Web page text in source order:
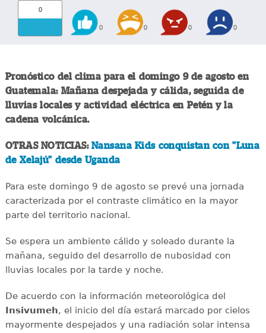
0
0 0 0 0
Pronóstico del clima para el domingo 9 de agosto en
Guatemala: Mañana despejada y cálida, seguida de
lluvias locales y actividad eléctrica en Petén y la
cadena volcánica.
OTRAS NOTICIAS: Nansana Kids conquistan con "Luna
de Xelajú" desde Uganda
Para este domingo 9 de agosto se prevé una jornada
caracterizada por el contraste climático en la mayor
parte del territorio nacional.
Se espera un ambiente cálido y soleado durante la
mañana, seguido del desarrollo de nubosidad con
lluvias locales por la tarde y noche.
De acuerdo con la información meteorológica del
Insivumeh, el inicio del día estará marcado por cielos
mayormente despejados y una radiación solar intensa